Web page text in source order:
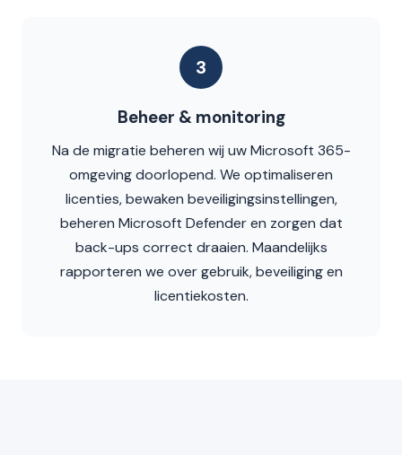
3
Beheer & monitoring
Na de migratie beheren wij uw Microsoft 365-
omgeving doorlopend. We optimaliseren
licenties, bewaken beveiligingsinstellingen,
beheren Microsoft Defender en zorgen dat
back-ups correct draaien. Maandelijks
rapporteren we over gebruik, beveiliging en
licentiekosten.